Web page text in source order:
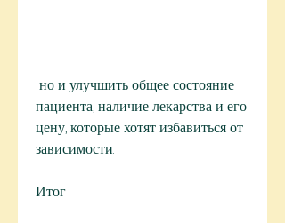
пациента, наличие лекарства и его
цену, которые хотят избавиться от
зависимости.
Итог